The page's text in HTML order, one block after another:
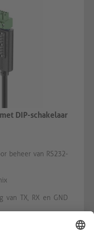
DIP-schakelaar
beheer van RS232-
van TX, RX en GND